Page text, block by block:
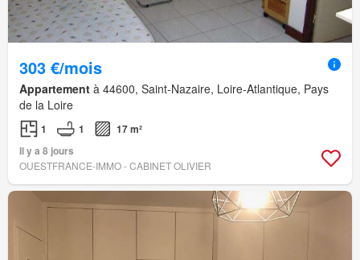
303 €/mois
Appartement à 44600, Saint-Nazaire, Loire-Atlantique, Pays
de la Loire
1 1
17 m²
Il y a 8 jours
OUESTFRANCE-IMMO - CABINET OLIVIER